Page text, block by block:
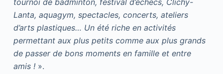
Lanta, aquagym, spectacles, concerts, ateliers
d’arts plastiques… Un été riche en activités
permettant aux plus petits comme aux plus grands
de passer de bons moments en famille et entre
amis ! ».